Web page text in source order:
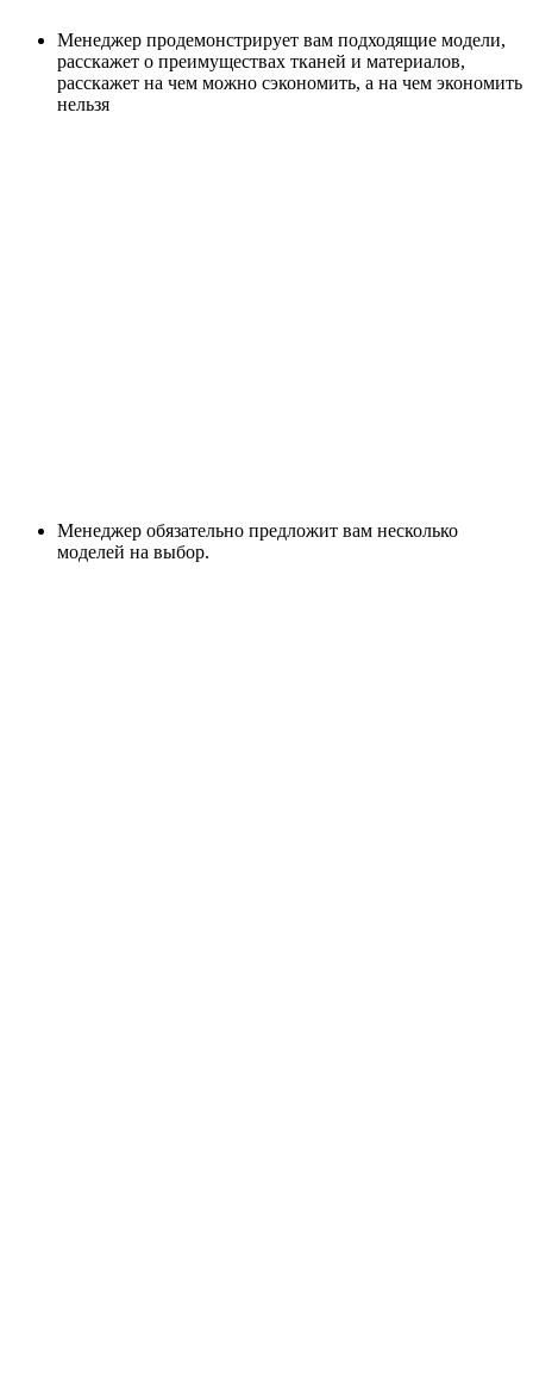
Менеджер продемонстрирует вам подходящие модели,
расскажет о преимуществах тканей и материалов,
расскажет на чем можно сэкономить, а на чем экономить
нельзя
Менеджер обязательно предложит вам несколько
моделей на выбор.